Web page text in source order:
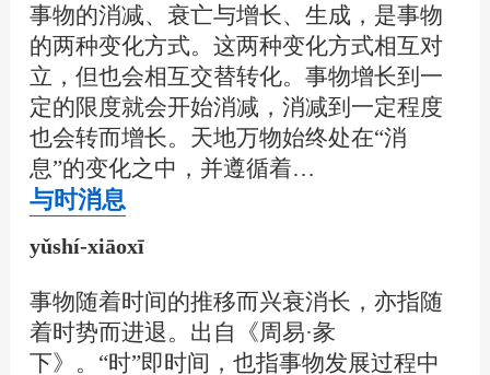
事物的消减、衰亡与增长、生成，是事物
的两种变化方式。这两种变化方式相互对
立，但也会相互交替转化。事物增长到一
定的限度就会开始消减，消减到一定程度
也会转而增长。天地万物始终处在“消
息”的变化之中，并遵循着…
与时消息
yǔshí-xiāoxī
事物随着时间的推移而兴衰消长，亦指随
着时势而进退。出自《周易·彖
下》。“时”即时间，也指事物发展过程中